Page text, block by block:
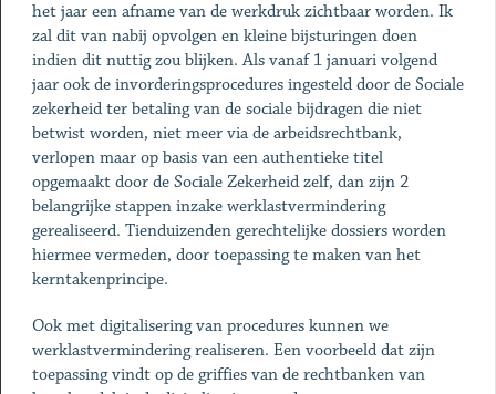
het jaar een afname van de werkdruk zichtbaar worden. Ik
zal dit van nabij opvolgen en kleine bijsturingen doen
indien dit nuttig zou blijken. Als vanaf 1 januari volgend
jaar ook de invorderingsprocedures ingesteld door de Sociale
zekerheid ter betaling van de sociale bijdragen die niet
betwist worden, niet meer via de arbeidsrechtbank,
verlopen maar op basis van een authentieke titel
opgemaakt door de Sociale Zekerheid zelf, dan zijn 2
belangrijke stappen inzake werklastvermindering
gerealiseerd. Tienduizenden gerechtelijke dossiers worden
hiermee vermeden, door toepassing te maken van het
kerntakenprincipe.
Ook met digitalisering van procedures kunnen we
werklastvermindering realiseren. Een voorbeeld dat zijn
toepassing vindt op de griffies van de rechtbanken van